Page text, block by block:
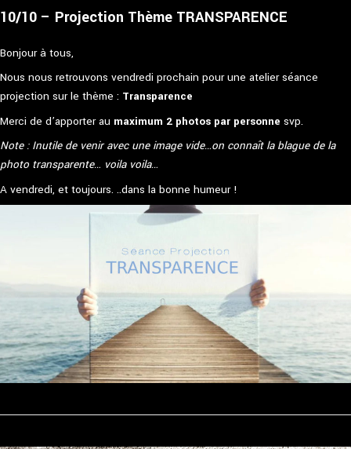
10/10 – Projection Thème TRANSPARENCE
Bonjour à tous,
Nous nous retrouvons vendredi prochain pour une atelier séance
projection sur le thème : Transparence
Merci de d’apporter au maximum 2 photos par personne svp.
Note : Inutile de venir avec une image vide…on connaît la blague de la
photo transparente… voila voila…
A vendredi, et toujours. ..dans la bonne humeur !